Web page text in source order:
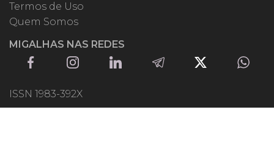
Termos de Uso
Quem Somos
MIGALHAS NAS REDES
ISSN 1983-392X